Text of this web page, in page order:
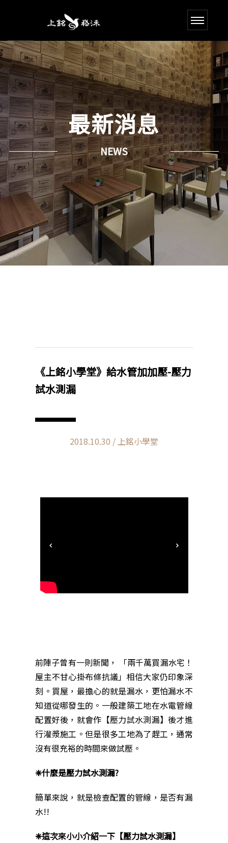
最新消息
NEWS
《上銘小學堂》給水管加加壓-壓力
試水測漏
2018.10.30 / 上銘小學堂
前陣子曾有一則新聞， 「兩千萬買漏水宅！
屋主不甘心掛布條抗議」相信大家仍印象深
刻。買屋，最擔心的就是漏水，更怕漏水不
知道從哪發生的。一般建築工地在水電管線
配置好後，就會作【壓力試水測漏】後才進
行灌漿施工。但是很多工地為了趕工，通常
沒有很充裕的時間來做試壓。
❈什麼是壓力試水測漏?
簡單來說，就是檢查配置的管線，是否有漏
水!!
❈這次來小小介紹一下【壓力試水測漏】